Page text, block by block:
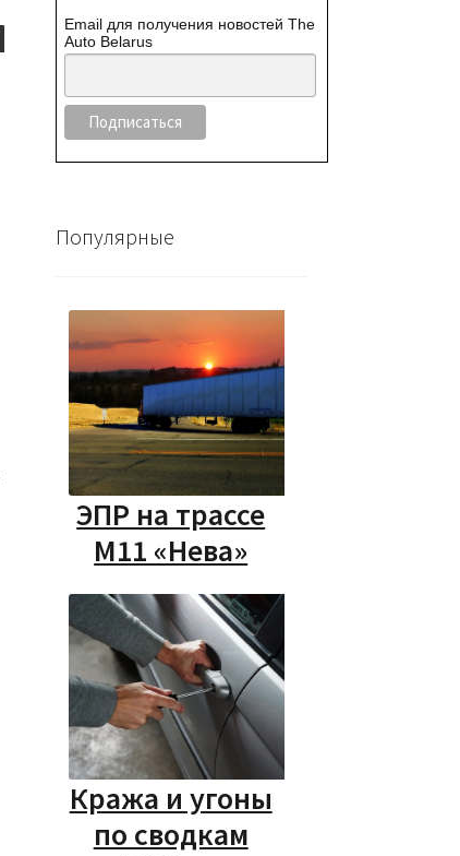
Email для получения новостей The
Auto Belarus
Популярные
ЭПР на трассе
М11 «Нева»
Кража и угоны
по сводкам